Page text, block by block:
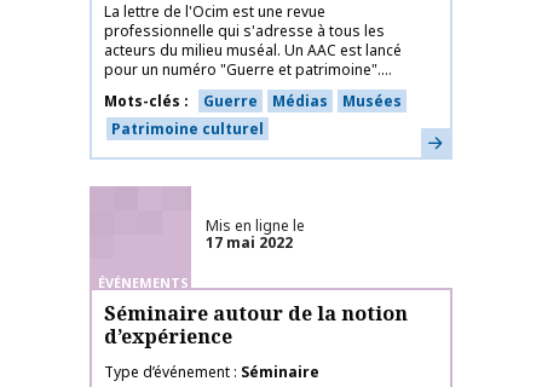
La lettre de l'Ocim est une revue
professionnelle qui s'adresse à tous les
acteurs du milieu muséal. Un AAC est lancé
pour un numéro "Guerre et patrimoine"....
Mots-clés
Guerre Médias
Musées
Patrimoine culturel
En savoir plus
ÉVÉNEMENTS
Mis en ligne le
17 mai 2022
Séminaire autour de la notion
d’expérience
Type d’événement Séminaire